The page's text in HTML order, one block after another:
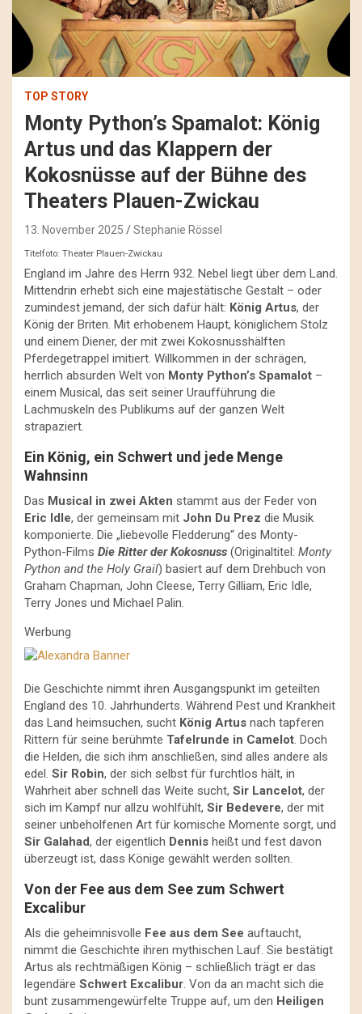
TOP STORY
Monty Python’s Spamalot: König
Artus und das Klappern der
Kokosnüsse auf der Bühne des
Theaters Plauen-Zwickau
13. November 2025 Stephanie Rössel
Titelfoto: Theater Plauen-Zwickau
England im Jahre des Herrn 932. Nebel liegt über dem Land.
Mittendrin erhebt sich eine majestätische Gestalt – oder
zumindest jemand, der sich dafür hält: König Artus, der
König der Briten. Mit erhobenem Haupt, königlichem Stolz
und einem Diener, der mit zwei Kokosnusshälften
Pferdegetrappel imitiert. Willkommen in der schrägen,
herrlich absurden Welt von Monty Python’s Spamalot –
einem Musical, das seit seiner Uraufführung die
Lachmuskeln des Publikums auf der ganzen Welt
strapaziert.
Ein König, ein Schwert und jede Menge
Wahnsinn
Das Musical in zwei Akten stammt aus der Feder von
Eric Idle, der gemeinsam mit John Du Prez die Musik
komponierte. Die „liebevolle Fledderung“ des Monty-
Python-Films Die Ritter der Kokosnuss (Originaltitel: Monty
Python and the Holy Grail) basiert auf dem Drehbuch von
Graham Chapman, John Cleese, Terry Gilliam, Eric Idle,
Terry Jones und Michael Palin.
Werbung
Die Geschichte nimmt ihren Ausgangspunkt im geteilten
England des 10. Jahrhunderts. Während Pest und Krankheit
das Land heimsuchen, sucht König Artus nach tapferen
Rittern für seine berühmte Tafelrunde in Camelot. Doch
die Helden, die sich ihm anschließen, sind alles andere als
edel. Sir Robin, der sich selbst für furchtlos hält, in
Wahrheit aber schnell das Weite sucht, Sir Lancelot, der
sich im Kampf nur allzu wohlfühlt, Sir Bedevere, der mit
seiner unbeholfenen Art für komische Momente sorgt, und
Sir Galahad, der eigentlich Dennis heißt und fest davon
überzeugt ist, dass Könige gewählt werden sollten.
Von der Fee aus dem See zum Schwert
Excalibur
Als die geheimnisvolle Fee aus dem See auftaucht,
nimmt die Geschichte ihren mythischen Lauf. Sie bestätigt
Artus als rechtmäßigen König – schließlich trägt er das
legendäre Schwert Excalibur. Von da an macht sich die
bunt zusammengewürfelte Truppe auf, um den Heiligen